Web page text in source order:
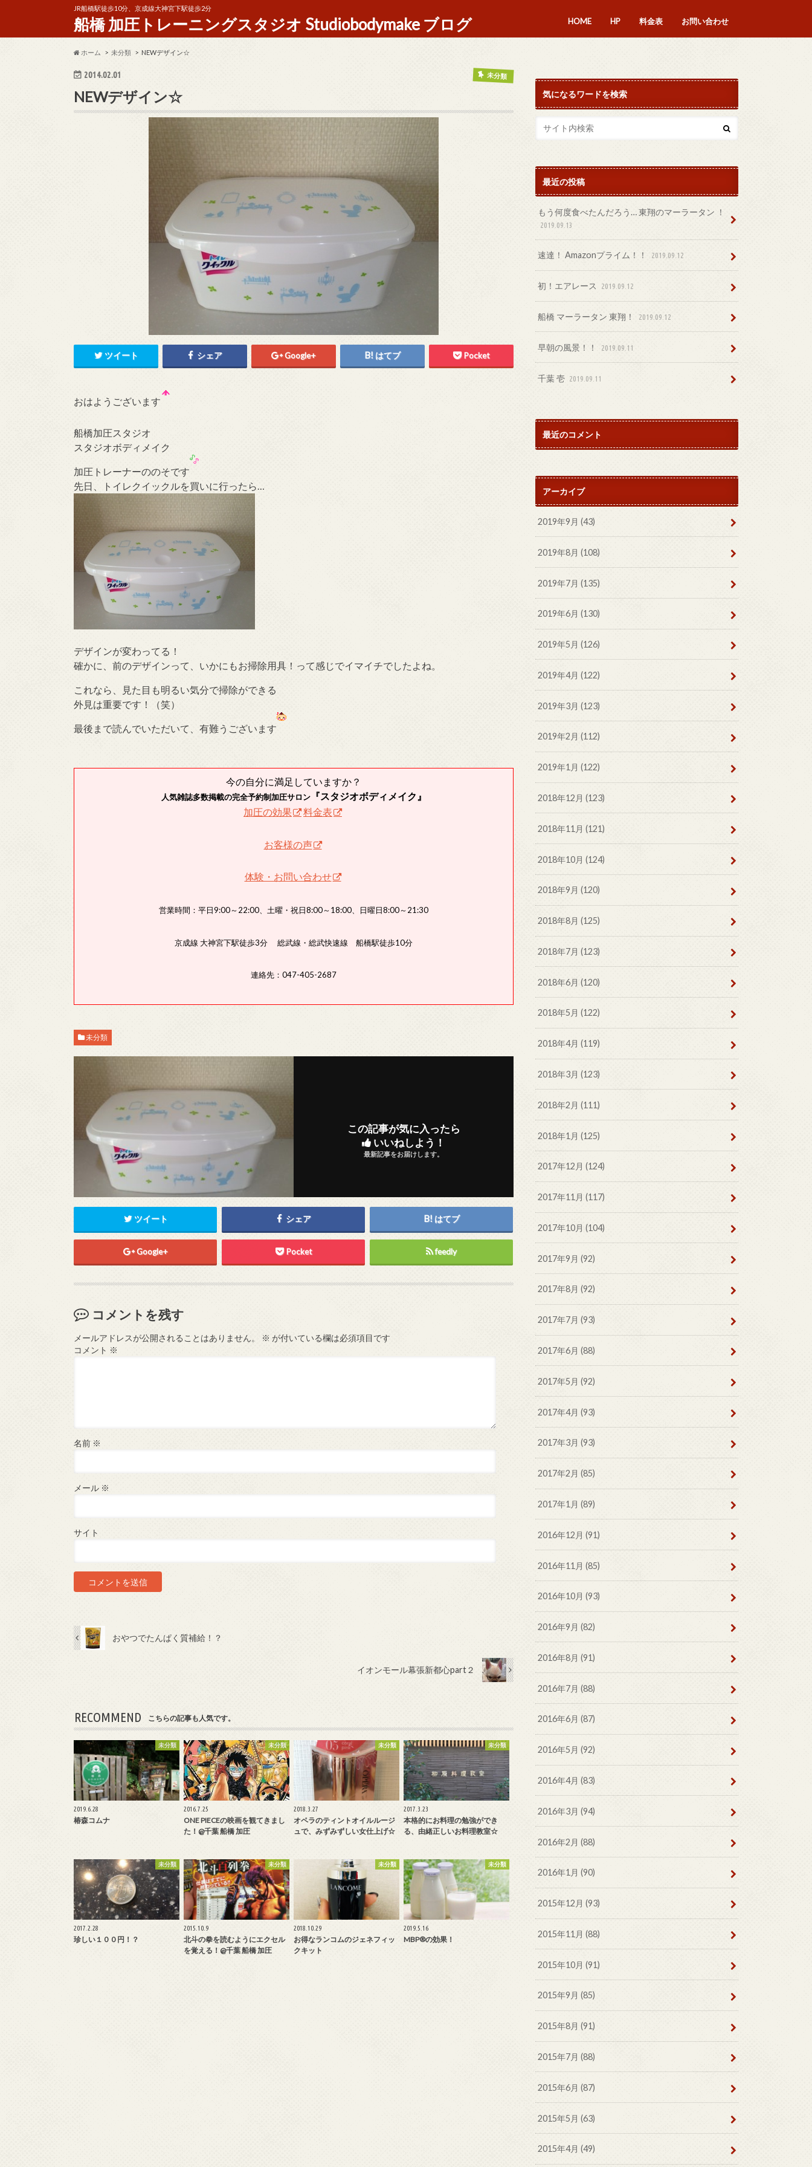
JR船橋駅徒歩10分、京成線大神宮下駅徒歩2分
船橋 加圧トレーニングスタジオ Studiobodymake ブログ HOME HP 料金表 お問い合わせ
ホーム 未分類 NEWデザイン☆
2014.02.01 未分類
NEWデザイン☆
ツイート シェア Google+ はてブ Pocket
おはようございます
船橋加圧スタジオ
スタジオボディメイク
加圧トレーナーののそです
先日、トイレクイックルを買いに行ったら…
デザインが変わってる！
確かに、前のデザインって、いかにもお掃除用具！って感じでイマイチでしたよね。
これなら、見た目も明るい気分で掃除ができる
外見は重要です！（笑）
最後まで読んでいただいて、有難うございます
今の自分に満足していますか？
人気雑誌多数掲載の完全予約制加圧サロン『スタジオボディメイク』
加圧の効果
料金表
お客様の声
体験・お問い合わせ
営業時間：平日9:00～22:00、土曜・祝日8:00～18:00、日曜日8:00～21:30
京成線 大神宮下駅徒歩3分 総武線・総武快速線 船橋駅徒歩10分
連絡先：047-405-2687
未分類
この記事が気に入ったら
いいねしよう！
最新記事をお届けします。
ツイート シェア はてブ
Google+ Pocket feedly
コメントを残す
メールアドレスが公開されることはありません。 ※ が付いている欄は必須項目です
コメント ※
名前 ※
メール ※
サイト
おやつでたんぱく質補給！？
イオンモール幕張新都心part２
RECOMMEND こちらの記事も人気です。
未分類
2019.6.28
椿森コムナ
未分類
2016.7.25
ONE PIECEの映画を観てきまし
た！@千葉 船橋 加圧
未分類
2018.3.27
オペラのティントオイルルージ
ュで、みずみずしい女仕上げ☆
未分類
2017.3.23
本格的にお料理の勉強ができ
る、由緒正しいお料理教室☆
未分類
2017.2.28
珍しい１００円！？
未分類
2015.10.9
北斗の拳を読むようにエクセル
を覚える！@千葉 船橋 加圧
未分類
2018.10.29
お得なランコムのジェネフィッ
クキット
未分類
2019.5.16
MBP®️の効果！
気になるワードを検索
最近の投稿
もう何度食べたんだろう… 東翔のマーラータン ！
2019.09.13
速達！ Amazonプライム！！ 2019.09.12
初！エアレース 2019.09.12
船橋 マーラータン 東翔！ 2019.09.12
早朝の風景！！ 2019.09.11
千葉 壱 2019.09.11
最近のコメント
アーカイブ
2019年9月 (43)
2019年8月 (108)
2019年7月 (135)
2019年6月 (130)
2019年5月 (126)
2019年4月 (122)
2019年3月 (123)
2019年2月 (112)
2019年1月 (122)
2018年12月 (123)
2018年11月 (121)
2018年10月 (124)
2018年9月 (120)
2018年8月 (125)
2018年7月 (123)
2018年6月 (120)
2018年5月 (122)
2018年4月 (119)
2018年3月 (123)
2018年2月 (111)
2018年1月 (125)
2017年12月 (124)
2017年11月 (117)
2017年10月 (104)
2017年9月 (92)
2017年8月 (92)
2017年7月 (93)
2017年6月 (88)
2017年5月 (92)
2017年4月 (93)
2017年3月 (93)
2017年2月 (85)
2017年1月 (89)
2016年12月 (91)
2016年11月 (85)
2016年10月 (93)
2016年9月 (82)
2016年8月 (91)
2016年7月 (88)
2016年6月 (87)
2016年5月 (92)
2016年4月 (83)
2016年3月 (94)
2016年2月 (88)
2016年1月 (90)
2015年12月 (93)
2015年11月 (88)
2015年10月 (91)
2015年9月 (85)
2015年8月 (91)
2015年7月 (88)
2015年6月 (87)
2015年5月 (63)
2015年4月 (49)